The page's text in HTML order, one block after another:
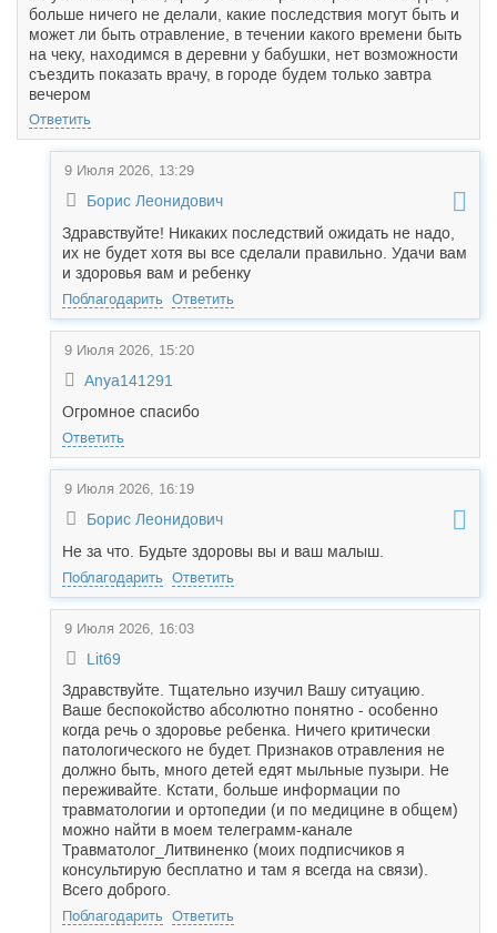
больше ничего не делали, какие последствия могут быть и
может ли быть отравление, в течении какого времени быть
на чеку, находимся в деревни у бабушки, нет возможности
съездить показать врачу, в городе будем только завтра
вечером
Ответить
9 Июля 2026, 13:29
Борис Леонидович
Здравствуйте! Никаких последствий ожидать не надо,
их не будет хотя вы все сделали правильно. Удачи вам
и здоровья вам и ребенку
Поблагодарить Ответить
9 Июля 2026, 15:20
Anya141291
Огромное спасибо
Ответить
9 Июля 2026, 16:19
Борис Леонидович
Не за что. Будьте здоровы вы и ваш малыш.
Поблагодарить Ответить
9 Июля 2026, 16:03
Lit69
Здравствуйте. Тщательно изучил Вашу ситуацию.
Ваше беспокойство абсолютно понятно - особенно
когда речь о здоровье ребенка. Ничего критически
патологического не будет. Признаков отравления не
должно быть, много детей едят мыльные пузыри. Не
переживайте. Кстати, больше информации по
травматологии и ортопедии (и по медицине в общем)
можно найти в моем телеграмм-канале
Травматолог_Литвиненко (моих подписчиков я
консультирую бесплатно и там я всегда на связи).
Всего доброго.
Поблагодарить Ответить